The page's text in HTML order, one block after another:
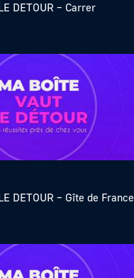
DETOUR – Carrer
DETOUR – Gîte de France